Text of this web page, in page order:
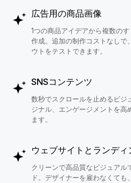
広告用の商品画像
1つの商品アイデアから複数の
作成。追加の制作コストなしで
ウトをテストできます。
SNSコンテンツ
数秒でスクロールを止めるビジ
ジナル、エンゲージメントを高
ます。
ウェブサイトとランディ
クリーンで高品質なビジュアル
ド。デザイナーを雇わなくても